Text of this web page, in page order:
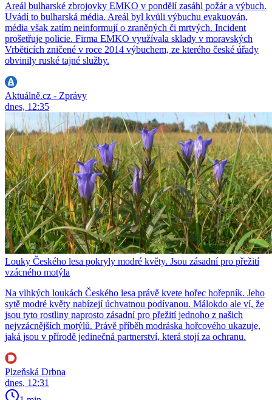
Areál bulharské zbrojovky EMKO v pondělí zasáhl požár a výbuch.
Uvádí to bulharská média. Areál byl kvůli výbuchu evakuován,
média však zatím neinformují o zraněných či mrtvých. Incident
prošetřuje policie. Firma EMKO využívala sklady v moravských
Vrběticích zničené v roce 2014 výbuchem, ze kterého české úřady
obvinily ruské tajné služby.
Aktuálně.cz - Zprávy
dnes, 12:35
Louky Českého lesa pokryly modré květy. Jsou zásadní pro přežití
vzácného motýla
Na vlhkých loukách Českého lesa právě kvete hořec hořepník. Jeho
sytě modré květy nabízejí úchvatnou podívanou. Málokdo ale ví, že
jsou tyto rostliny naprosto zásadní pro přežití jednoho z našich
nejvzácnějších motýlů. Právě příběh modráska hořcového ukazuje,
jaká jsou v přírodě jedinečná partnerství, která stojí za ochranu.
Plzeňská Drbna
dnes, 12:31